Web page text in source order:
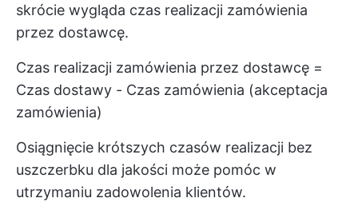
skrócie wygląda czas realizacji zamówienia
przez dostawcę.
Czas realizacji zamówienia przez dostawcę =
Czas dostawy - Czas zamówienia (akceptacja
zamówienia)
Osiągnięcie krótszych czasów realizacji bez
uszczerbku dla jakości może pomóc w
utrzymaniu zadowolenia klientów.